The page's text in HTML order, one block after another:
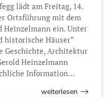
lädt am Freitag, 14.
Ortsführung mit dem
Heinzelmann ein. Unter
historische Häuser“
Geschichte, Architektur
Heinzelmann
Information…
weiterlesen